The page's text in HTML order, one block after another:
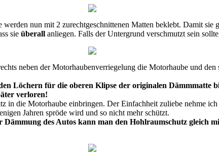
nun mit 2 zurechtgeschnittenen Matten beklebt. Damit sie
sie überallanliegen. Falls der Untergrund verschmutzt sein
neben der Motorhaubenverriegelung die Motorhaube und den
Löchern für die oberen Klipse der originalen Dämmmatte
verloren!
in die Motorhaube einbringen. Der Einfachheit zuliebe nehme
Jahren spröde wird und so nicht mehr schützt.
des Autos kann man den Hohlraumschutz gleich